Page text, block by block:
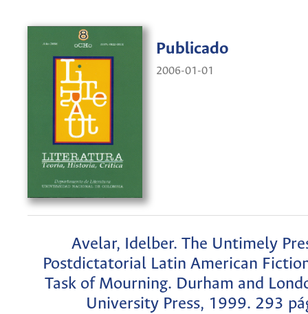
Publicado
2006-01-01
Avelar, Idelber. The Untimely
Postdictatorial Latin American
Task of Mourning. Durham and
University Press, 1999. 293